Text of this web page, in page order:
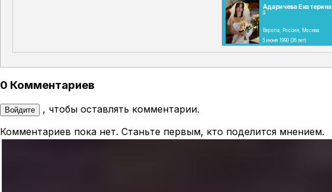
Адаричева Екатерина
Я
Европа, Россия, Москва
5 июня 1990 (36 лет)
0 Комментариев
Войдите
, чтобы оставлять комментарии.
Комментариев пока нет. Станьте первым, кто поделится мнением.